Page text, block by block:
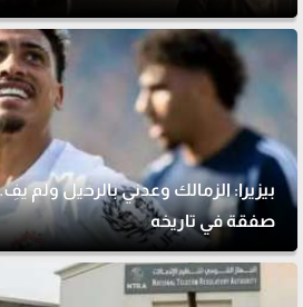
بيزيرا: الزمالك وعدني بالرحيل ولم
صفقة في تاريخه